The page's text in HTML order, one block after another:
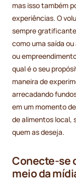
mas isso também
experiências. O
sempre
como uma saída
ou
qual é o seu
maneira de
arrecadando
em um momento
de alimentos local,
quem as deseja.
Conecte-se
meio da